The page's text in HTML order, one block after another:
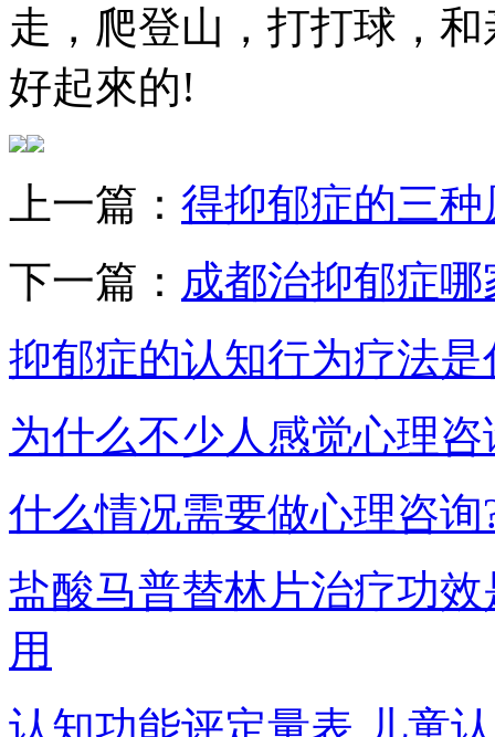
走，爬登山，打打球，
好起來的!
上一篇： 得抑郁症的三种
下一篇： 成都治抑郁症
抑郁症的认知行为疗法
为什么不少人感觉心理
什么情况需要做心理咨询
盐酸马普替林片治疗功
用